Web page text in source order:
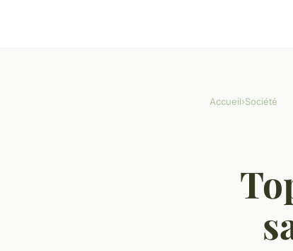
Accueil›Société